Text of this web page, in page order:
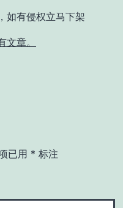
如有侵权立马下架
章。
已用 * 标注